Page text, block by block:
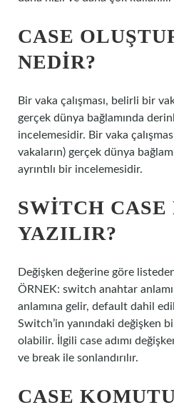
CASE
NEDIR?
Bir vaka çalışması, belirli bir
gerçek dünya bağlamında
incelemesidir. Bir vaka
vakaların) gerçek dünya
ayrıntılı bir incelemesidir.
SWITCH CASE
YAZILIR?
Değişken değerine göre
ÖRNEK: switch anahtar
anlamına gelir, default dahil
Switch’in yanındaki değişken
olabilir. İlgili case adımı
ve break ile sonlandırılır.
CASE